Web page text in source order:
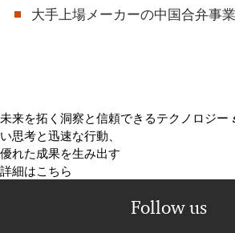
大手上場メーカーの中国合弁事
未来を拓く洞察と信頼できるテクノロジー
い思考と迅速な行動、
優れた成果を生み出す
詳細はこちら
Follow us